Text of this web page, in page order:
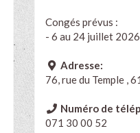
Congés prévus :
- 6 au 24 juillet 2026
Adresse:
76, rue du Temple ,
Numéro de
071 30 00 52